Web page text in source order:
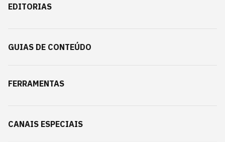
EDITORIAS
GUIAS DE CONTEÚDO
FERRAMENTAS
CANAIS ESPECIAIS